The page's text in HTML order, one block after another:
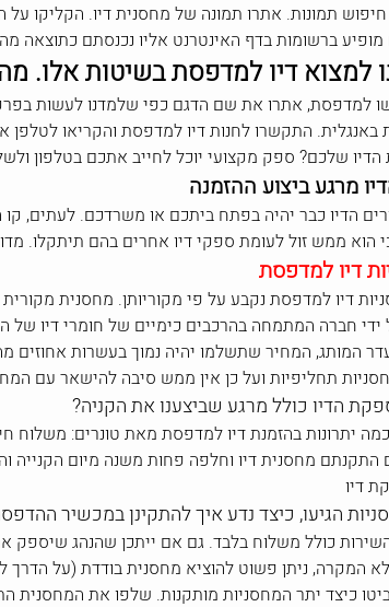
חיפוש תמונות. אתרו תמונה של מחסנית דיו.
ברשומות בדף האינטרנט אליו נכנסתם כתוצאה
למצוא דיו למדפסת בשיטות אלו.
למדפסת, אתרו את שם הדגם כפי שלמדנו לעשות
התקשרו לחנות דיו למדפסת והקריאו
הדיו שלכם? ספק מקצועי יוכל לחייב אתכם
מרגע ביצוע ההזמנה
הדיו כבר יהיה בפתח ביתכם או משרדכם. לעתים,
ממש זול לעומת ספקי דיו אחרים בהם תיתקלו.
דיו למדפסת
דיו למדפסת נקבע על פי מקוריותן. מחסנית
חברה המתמחה בהרכבים כימיים של חומרי דיו של
המותג, המחיר שתשלמו יהיה נמוך בעשרות
הדיו כולל מרגע שביצענו את הקניה?
התקנתם מחסנית דיו וחלפה פחות משנה מיום
הגיעו, כיצד נדע איך להתקינן במכשיר
השירות כולל משלוח בלבד. גם אם ייתכן שהנהג
המקרה, ניתן פשוט להוציא מחסנית בודדת (על